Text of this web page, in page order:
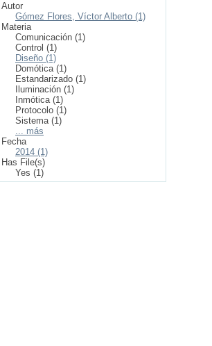
Autor
Gómez Flores, Víctor Alberto (1)
Materia
Comunicación (1)
Control (1)
Diseño (1)
Domótica (1)
Estandarizado (1)
Iluminación (1)
Inmótica (1)
Protocolo (1)
Sistema (1)
... más
Fecha
2014 (1)
Has File(s)
Yes (1)